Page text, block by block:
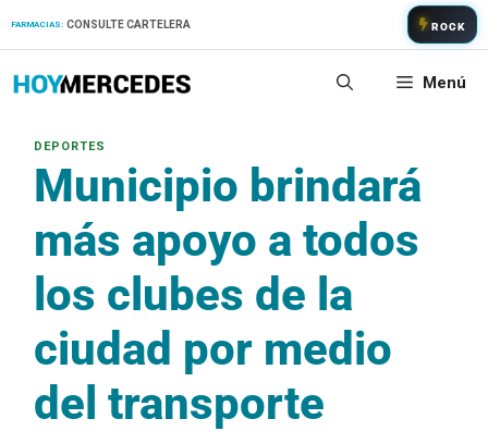
FARMACIAS: CONSULTE CARTELERA ROCK
Menú
Municipio brindará
más apoyo a todos
los clubes de la
ciudad por medio
del transporte